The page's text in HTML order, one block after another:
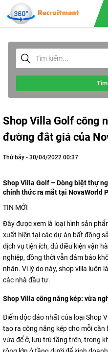
Shop Villa Golf công
đường đắt giá của
Thứ bảy - 30/04/2022 00:37
Shop Villa Golf – Dòng biệt thự
chính thức ra mắt tại NovaWorld
TIN MỚI
Đây được xem là loại hình sản
xuất hiện tại các dự án bất động
dịch vụ tiện ích, đủ điều kiện vận
nghiệp, đồng thời vẫn đảm bảo
nhân. Vì lý do này, shop villa luôn
các nhà đầu tư.
Shop Villa công năng kép: vừa
Điểm độc đáo nhất của loại Shop
tạo ra công năng kép cho mỗi căn
vừa để ở, lưu trú tầng trên, trong